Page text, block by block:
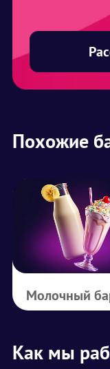
Похожие
Молочный
Как мы